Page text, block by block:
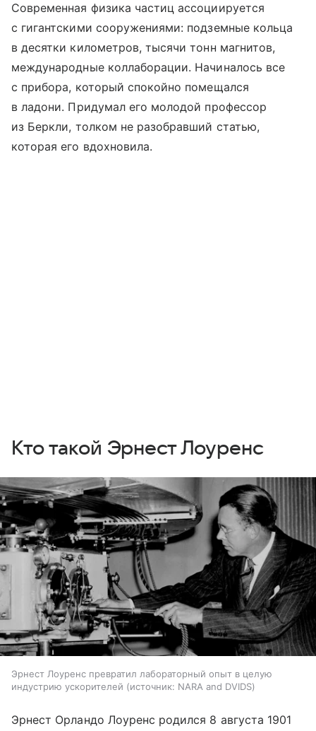
Современная физика частиц ассоциируется
с гигантскими сооружениями: подземные кольца
в десятки километров, тысячи тонн магнитов,
международные коллаборации. Начиналось все
с прибора, который спокойно помещался
в ладони. Придумал его молодой профессор
из Беркли, толком не разобравший статью,
которая его вдохновила.
Кто такой Эрнест Лоуренс
Эрнест Лоуренс превратил лабораторный опыт в целую
индустрию ускорителей
источник: NARA and DVIDS
Эрнест Орландо Лоуренс родился 8 августа 1901